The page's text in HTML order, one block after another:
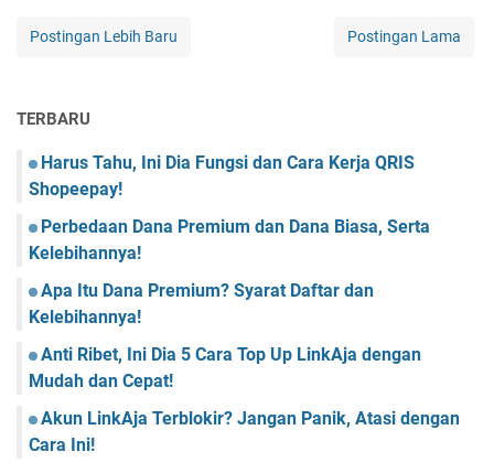
Postingan Lebih Baru Postingan Lama
TERBARU
Harus Tahu, Ini Dia Fungsi dan Cara Kerja QRIS
Shopeepay!
Perbedaan Dana Premium dan Dana Biasa, Serta
Kelebihannya!
Apa Itu Dana Premium? Syarat Daftar dan
Kelebihannya!
Anti Ribet, Ini Dia 5 Cara Top Up LinkAja dengan
Mudah dan Cepat!
Akun LinkAja Terblokir? Jangan Panik, Atasi dengan
Cara Ini!